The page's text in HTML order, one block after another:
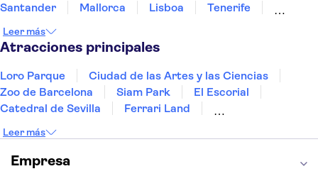
Santander
Mallorca Lisboa
Tenerife
Bilbao
Menorca Granada
Leer más
Atracciones principales
Loro Parque
Ciudad de las Artes y las Ciencias
Zoo de Barcelona
Siam Park
El Escorial
Catedral de Sevilla
Ferrari Land
Montserrat
Museo del Louvre
La Sagrada Familia
Leer más
Empresa